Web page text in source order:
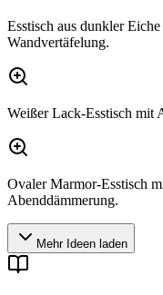
Esstisch aus dunkler
Wandvertäfelung.
Weißer Lack-Esstisch mit
Ovaler Marmor-Esstisch
Abenddämmerung.
Mehr Ideen laden